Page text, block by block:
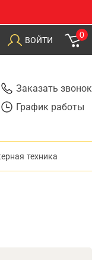
ВОЙТИ
0
Заказать звонок
График работы
техника